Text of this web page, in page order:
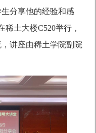
分享他的经验和感
稀土大楼C520举行，
讲座由稀土学院副院